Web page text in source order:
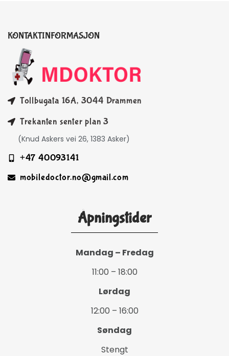
KONTAKTINFORMASJON
Tollbugata 16A, 3044 Drammen
Trekanten senter plan 3
(Knud Askers vei 26, 1383 Asker)
+47 40093141
mobiledoctor.no@gmail.com
Åpningstider
Mandag – Fredag
11:00 – 18:00
Lørdag
12:00 – 16:00
Søndag
Stengt